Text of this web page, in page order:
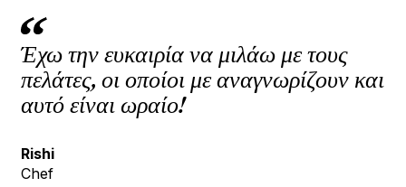
Έχω την ευκαιρία να μιλάω με τους
πελάτες, οι οποίοι με αναγνωρίζουν και
αυτό είναι ωραίο!
Rishi
Chef